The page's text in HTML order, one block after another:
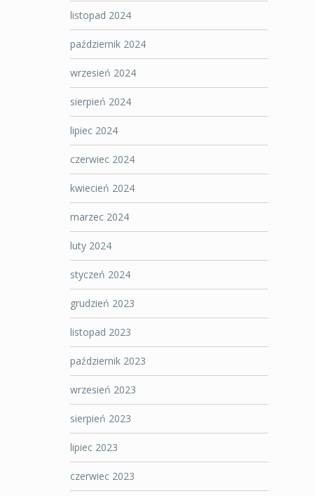
listopad 2024
październik 2024
wrzesień 2024
sierpień 2024
lipiec 2024
czerwiec 2024
kwiecień 2024
marzec 2024
luty 2024
styczeń 2024
grudzień 2023
listopad 2023
październik 2023
wrzesień 2023
sierpień 2023
lipiec 2023
czerwiec 2023